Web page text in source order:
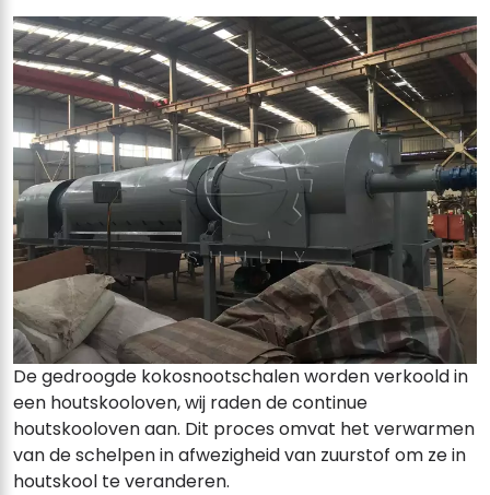
De gedroogde kokosnootschalen worden verkoold in
een houtskooloven, wij raden de continue
houtskooloven aan. Dit proces omvat het verwarmen
van de schelpen in afwezigheid van zuurstof om ze in
houtskool te veranderen.